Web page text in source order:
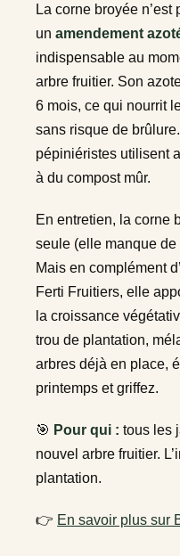
La corne broyée
un amendement
indispensable au
arbre fruitier. Son
6 mois, ce qui nourrit
sans risque de
pépiniéristes utilisent
à du compost mûr.
En entretien, la corne
seule (elle manque
Mais en complément
Ferti Fruitiers, elle
la croissance
trou de plantation,
arbres déjà en place,
printemps et griffez.
🎯 Pour qui : tous les
nouvel arbre fruitier.
plantation.
👉 En savoir plus sur